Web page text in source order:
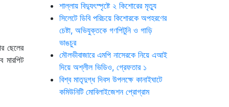
ছেলের
শাল্লায় বিদ্যুৎস্পৃষ্টে ২ কিশোরের মৃত্যু
সিলেটে ডিবি পরিচয়ে কিশোরকে অপহরণের
চেষ্টা, অভিযুক্তকে গণপিটুনি ও গাড়ি
ভাঙচুর
মৌলভীবাজারে এমপি নাসেরকে নিয়ে এআই
দিয়ে অশ্লীল ভিডিও, গ্রেফতার ১
বিশ্ব মাতৃদুগ্ধ দিবস উপলক্ষে কানাইঘাটে
কমিউনিটি মোবিলাইজেশন প্রোগ্রাম